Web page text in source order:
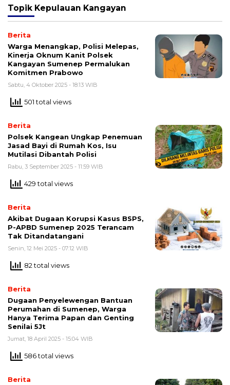
Topik Kepulauan Kangayan
Berita
Warga Menangkap, Polisi Melepas,
Kinerja Oknum Kanit Polsek
Kangayan Sumenep Permalukan
Komitmen Prabowo
Sabtu, 4 Oktober 2025 - 18:13 WIB
501 total views
Berita
Polsek Kangean Ungkap Penemuan
Jasad Bayi di Rumah Kos, Isu
Mutilasi Dibantah Polisi
Rabu, 3 September 2025 - 11:59 WIB
429 total views
Berita
Akibat Dugaan Korupsi Kasus BSPS,
P-APBD Sumenep 2025 Terancam
Tak Ditandatangani
Senin, 12 Mei 2025 - 07:12 WIB
82 total views
Berita
Dugaan Penyelewengan Bantuan
Perumahan di Sumenep, Warga
Hanya Terima Papan dan Genting
Senilai 5Jt
Jumat, 18 April 2025 - 15:04 WIB
586 total views
Berita